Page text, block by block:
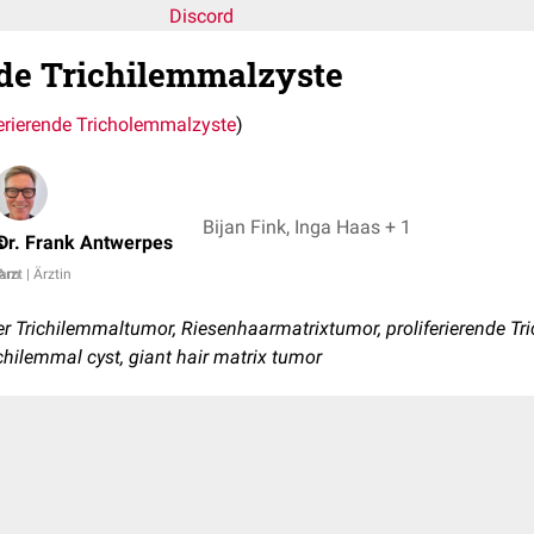
Discord
Trichilemmalzyste
Tricholemmalzyste)
Frank Antwerpes
| Ärztin
Bijan Fink, Inga Haas + 1
Trichilemmaltumor, Riesenhaarmatrixtumor, proliferierende
cyst, giant hair matrix tumor